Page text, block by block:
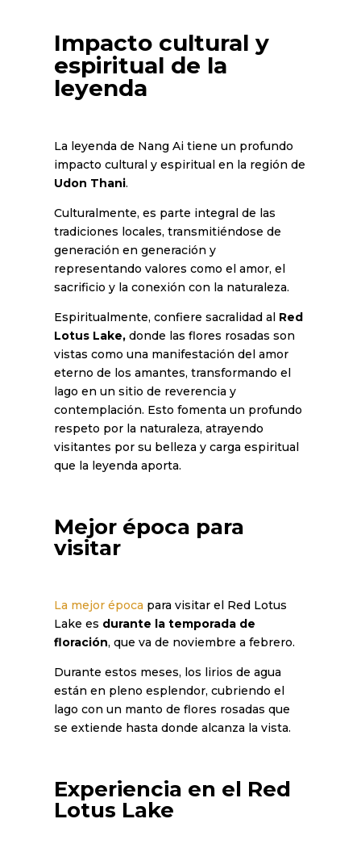
Impacto cultural y
espiritual de la
leyenda
La leyenda de Nang Ai tiene un profundo
impacto cultural y espiritual en la región de
Udon Thani.
Culturalmente, es parte integral de las
tradiciones locales, transmitiéndose de
generación en generación y
representando valores como el amor, el
sacrificio y la conexión con la naturaleza.
Espiritualmente, confiere sacralidad al Red
Lotus Lake, donde las flores rosadas son
vistas como una manifestación del amor
eterno de los amantes, transformando el
lago en un sitio de reverencia y
contemplación. Esto fomenta un profundo
respeto por la naturaleza, atrayendo
visitantes por su belleza y carga espiritual
que la leyenda aporta.
Mejor época para
visitar
La mejor época para visitar el Red Lotus
Lake es durante la temporada de
floración, que va de noviembre a febrero.
Durante estos meses, los lirios de agua
están en pleno esplendor, cubriendo el
lago con un manto de flores rosadas que
se extiende hasta donde alcanza la vista.
Experiencia en el Red
Lotus Lake